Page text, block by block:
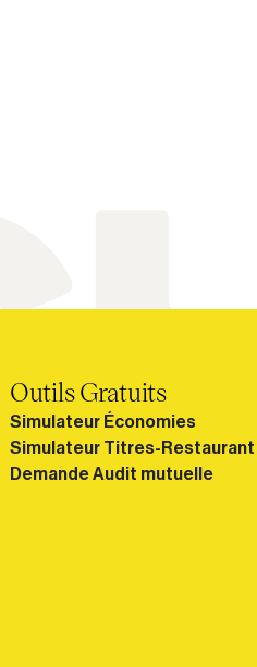
Outils Gratuits
Simulateur Économies
Simulateur Titres-Restaurant
Demande Audit mutuelle